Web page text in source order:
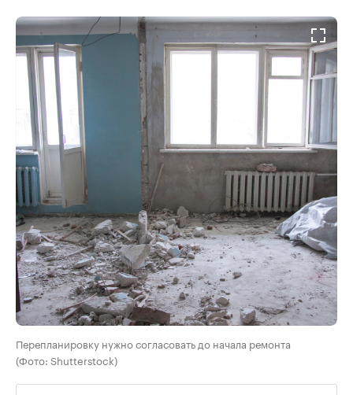
Перепланировку нужно согласовать до начала ремонта
(Фото: Shutterstock)